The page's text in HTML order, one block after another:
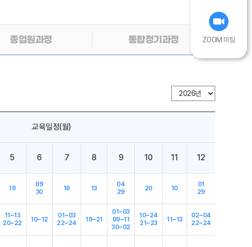
종업원과정 통합정기과정
교육일정(월)
5 6 7 8 9 10 11 12
19
09
30
16 13
04
29
20 10
01
29
11~13
20~22
10~12
01~03
22~24
19~21
01~03
09~11
30~02
10~24
21~23
11~13
02~04
22~24
ZOOM 미팅